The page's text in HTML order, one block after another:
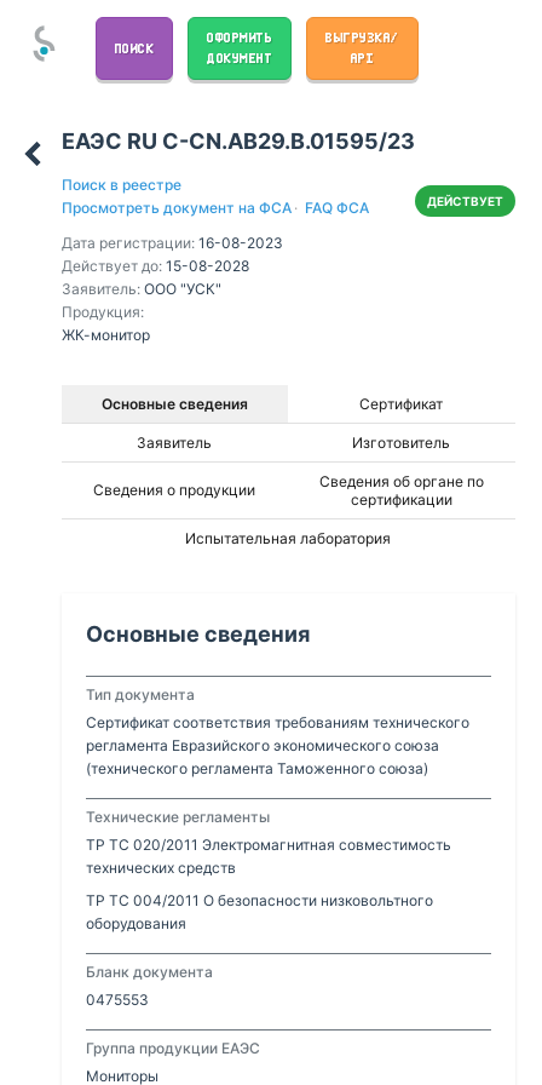
ПОИСК
ОФОРМИТЬ
ДОКУМЕНТ
ВЫГРУЗКА/
API
ЕАЭС RU С-CN.АВ29.В.01595/23
Поиск в реестре
Просмотреть документ на ФСА · FAQ ФСА
Дата регистрации: 16-08-2023
Действует до: 15-08-2028
Заявитель: ООО "УСК"
Продукция:
ЖК-монитор
ДЕЙСТВУЕТ
Основные сведения Сертификат
Заявитель Изготовитель
Сведения о продукции
Сведения об органе по
сертификации
Испытательная лаборатория
Основные сведения
Тип документа
Сертификат соответствия требованиям технического
регламента Евразийского экономического союза
(технического регламента Таможенного союза)
Технические регламенты
ТР ТС 020/2011 Электромагнитная совместимость
технических средств
ТР ТС 004/2011 О безопасности низковольтного
оборудования
Бланк документа
0475553
Группа продукции ЕАЭС
Мониторы